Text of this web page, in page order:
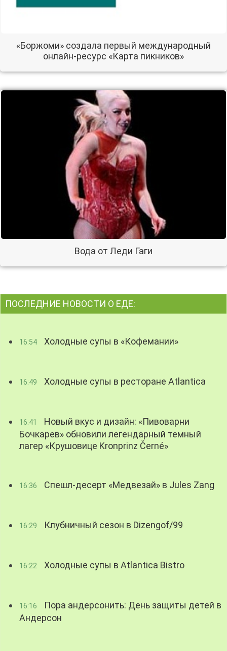
«Боржоми» создала первый международный
онлайн-ресурс «Карта пикников»
Вода от Леди Гаги
ПОСЛЕДНИЕ НОВОСТИ О ЕДЕ:
16:54 Холодные супы в «Кофемании»
16:49 Холодные супы в ресторане Atlantica
16:41
Новый вкус и дизайн: «Пивоварни
Бочкарев» обновили легендарный темный
лагер «Крушовице Kronprinz Černé»
16:36 Спешл-десерт «Медвезай» в Jules Zang
16:29 Клубничный сезон в Dizengof/99
16:22 Холодные супы в Atlantica Bistro
16:16
Пора андерсонить: День защиты детей в
Андерсон